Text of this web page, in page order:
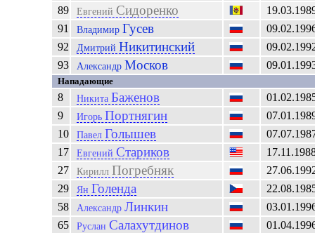
89
Евгений Сидоренко
91
Владимир Гусев
92
Дмитрий Никитинский
93
Александр Москов
Нападающие
8 Никита Баженов
9
Игорь Портнягин
10
Павел Голышев
17
Евгений Стариков
27
Кирилл Погребняк
29
Ян Голенда
58
Александр Линкин
65
Руслан Салахутдинов